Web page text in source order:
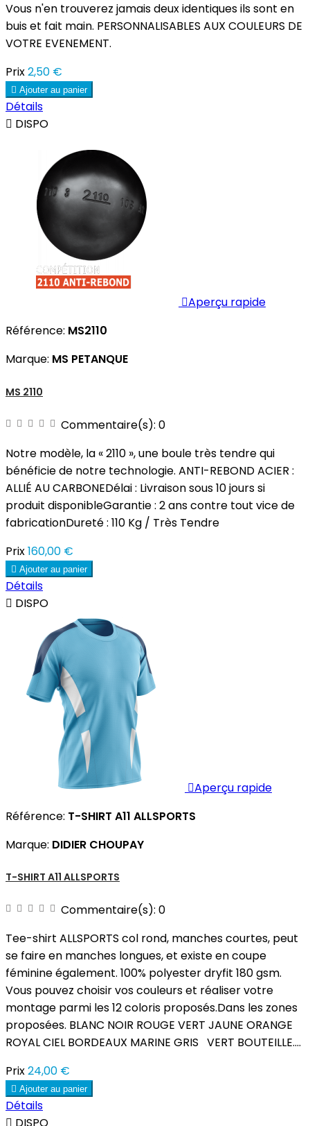
Vous n'en trouverez jamais deux identiques ils sont en
buis et fait main. PERSONNALISABLES AUX COULEURS DE
VOTRE EVENEMENT.
Prix2,50 €
 Ajouter au panier
Détails
 DISPO
Aperçu rapide
Référence: MS2110
Marque: MS PETANQUE
MS 2110
Commentaire(s): 0
Notre modèle, la « 2110 », une boule très tendre qui
bénéficie de notre technologie. ANTI-REBOND ACIER :
ALLIÉ AU CARBONEDélai : Livraison sous 10 jours si
produit disponibleGarantie : 2 ans contre tout vice de
fabricationDureté : 110 Kg / Très Tendre
Prix160,00 €
 Ajouter au panier
Détails
 DISPO
Aperçu rapide
Référence: T-SHIRT A11 ALLSPORTS
Marque: DIDIER CHOUPAY
T-SHIRT A11 ALLSPORTS
Commentaire(s): 0
Tee-shirt ALLSPORTS col rond, manches courtes, peut
se faire en manches longues, et existe en coupe
féminine également. 100% polyester dryfit 180 gsm.
Vous pouvez choisir vos couleurs et réaliser votre
montage parmi les 12 coloris proposés.Dans les zones
proposées. BLANC NOIR ROUGE VERT JAUNE ORANGE
ROYAL CIEL BORDEAUX MARINE GRIS VERT BOUTEILLE....
Prix24,00 €
 Ajouter au panier
Détails